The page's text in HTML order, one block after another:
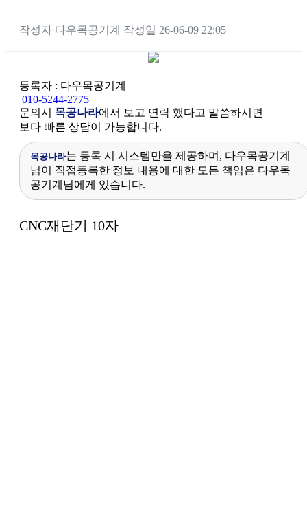
작성자 다우목공기계 작성일 26-06-09 22:05
등록자 : 다우목공기계
010-5244-2775
문의시 목공나라에서 보고 연락 했다고 말씀하시면
보다 빠른 상담이 가능합니다.
목공나라는 등록 시 시스템만을 제공하며, 다우목공기계
님이 직접등록한 정보 내용에 대한 모든 책임은 다우목
공기계님에게 있습니다.
CNC재단기 10자